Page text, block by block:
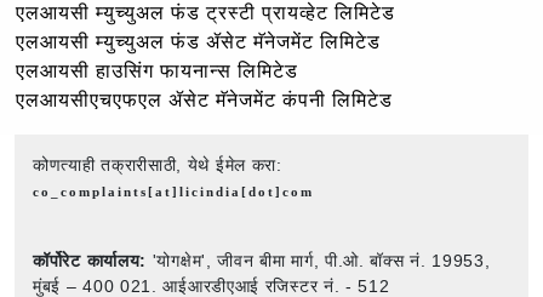
एलआयसी म्युच्युअल फंड ट्रस्टी प्रायव्हेट लिमिटेड
एलआयसी म्युच्युअल फंड ॲसेट मॅनेजमेंट लिमिटेड
एलआयसी हाउसिंग फायनान्स लिमिटेड
एलआयसीएचएफएल ॲसेट मॅनेजमेंट कंपनी लिमिटेड
कोणत्याही तक्रारीसाठी, येथे ईमेल करा:
co_complaints[at]licindia[dot]com
कॉर्पोरेट कार्यालय: 'योगक्षेम', जीवन बीमा मार्ग, पी.ओ. बॉक्स नं. 19953,
मुंबई – 400 021. आईआरडीएआई रजिस्टर नं. - 512